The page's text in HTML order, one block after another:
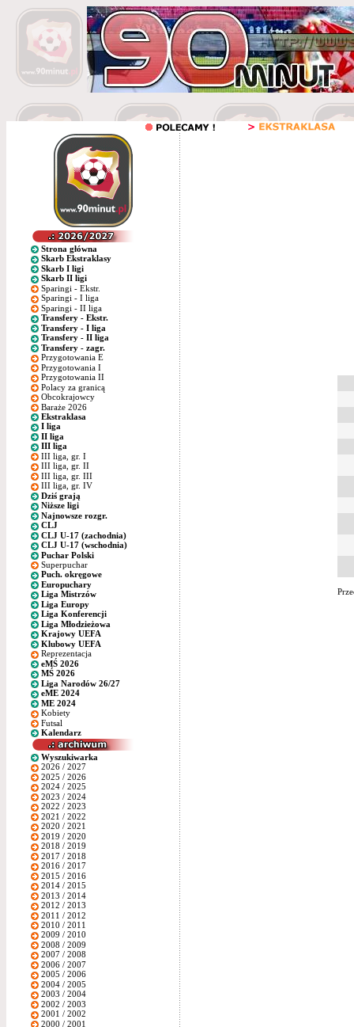
Strona główna
Skarb Ekstraklasy
Skarb I ligi
Skarb II ligi
Sparingi - Ekstr.
Sparingi - I liga
Sparingi - II liga
Transfery - Ekstr.
Transfery - I liga
Transfery - II liga
Transfery - zagr.
Przygotowania E
Przygotowania I
Przygotowania II
Polacy za granicą
Obcokrajowcy
Baraże 2026
Ekstraklasa
I liga
II liga
III liga
III liga, gr. I
III liga, gr. II
III liga, gr. III
III liga, gr. IV
Dziś grają
Niższe ligi
Najnowsze rozgr.
CLJ
CLJ U-17 (zachodnia)
CLJ U-17 (wschodnia)
Puchar Polski
Superpuchar
Puch. okręgowe
Europuchary
Liga Mistrzów
Liga Europy
Liga Konferencji
Liga Młodzieżowa
Krajowy UEFA
Klubowy UEFA
Reprezentacja
eMŚ 2026
MŚ 2026
Liga Narodów 26/27
eME 2024
ME 2024
Kobiety
Futsal
Kalendarz
Wyszukiwarka
2026 / 2027
2025 / 2026
2024 / 2025
2023 / 2024
2022 / 2023
2021 / 2022
2020 / 2021
2019 / 2020
2018 / 2019
2017 / 2018
2016 / 2017
2015 / 2016
2014 / 2015
2013 / 2014
2012 / 2013
2011 / 2012
2010 / 2011
2009 / 2010
2008 / 2009
2007 / 2008
2006 / 2007
2005 / 2006
2004 / 2005
2003 / 2004
2002 / 2003
2001 / 2002
2000 / 2001